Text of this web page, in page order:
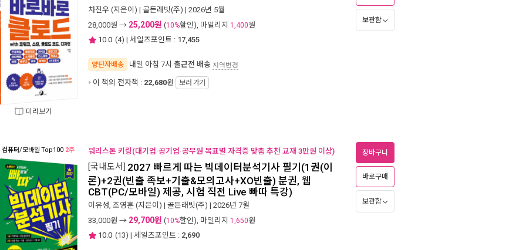
미리보기
차진우 (지은이) | 골든래빗(주) | 2026년 5월
28,000원 → 25,200원 (10%할인), 마일리지 1,400원
10.0 (4) | 세일즈포인트 : 17,455
양탄자배송 내일 아침 7시 출근전 배송 지역변경
이 책의 전자책 : 22,680원 보러 가기
보관함
컴퓨터/모바일 Top100 2주 워리스톤 키링(대기업·공기업·공무원 목표별 자격증 맞춤 추천 교재 3만원 이상)
[국내도서] 2027 빠르게 따는 빅데이터분석기사 필기(1권(이
론)+2권(빈출 족보+기출&모의고사+XO빈출) 분권, 웹
CBT(PC/모바일) 제공, 시험 직전 Live 빠따 특강)
이유성 조영훈 (지은이) | 골든래빗(주) | 2026년 7월
33,000원 → 29,700원 (10%할인), 마일리지 1,650원
10.0 (13) | 세일즈포인트 : 2,690
장바구니
바로구매
보관함